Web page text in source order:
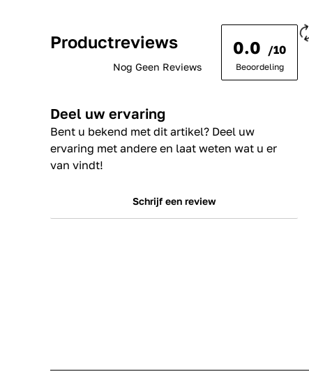
Productreviews
Nog Geen Reviews
0.0 /10
Beoordeling
Deel uw ervaring
Bent u bekend met dit artikel? Deel uw
ervaring met andere en laat weten wat u er
van vindt!
Schrijf een review